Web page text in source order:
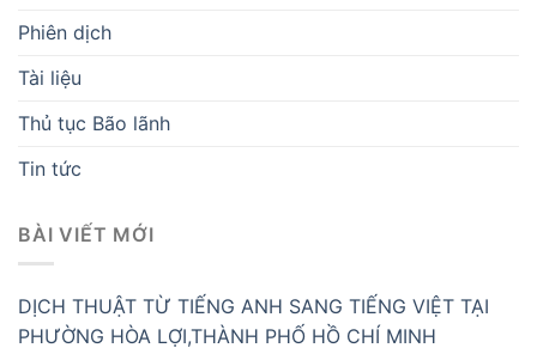
Phiên dịch
Tài liệu
Thủ tục Bão lãnh
Tin tức
BÀI VIẾT MỚI
DỊCH THUẬT TỪ TIẾNG ANH SANG TIẾNG VIỆT TẠI
PHƯỜNG HÒA LỢI,THÀNH PHỐ HỒ CHÍ MINH